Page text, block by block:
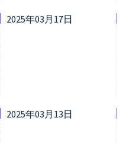
2025年03月17日
2025年03月13日